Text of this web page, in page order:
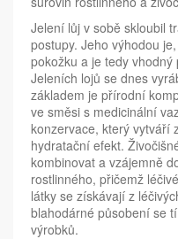
Jelení lůj v sobě skloubil
postupy. Jeho výhodou
pokožku a je tedy
Jeleních lojů se dnes
základem je přírodní
ve směsi s medicinální
konzervace, který vytváří
hydratační efekt.
kombinovat a vzájemně
rostlinného, přičemž
látky se získávají z
blahodárné působení se
výrobků.